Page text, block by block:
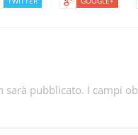
sarà pubblicato. I campi